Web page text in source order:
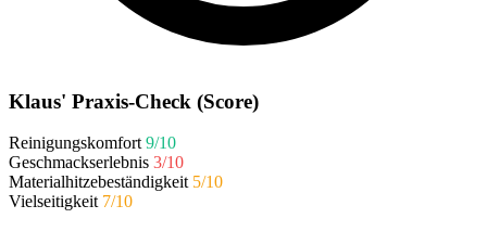
Klaus' Praxis-Check (Score)
Reinigungskomfort 9/10
Geschmackserlebnis 3/10
Materialhitzebeständigkeit 5/10
Vielseitigkeit 7/10